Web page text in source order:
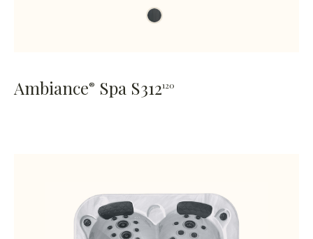
Ambiance® Spa S312120